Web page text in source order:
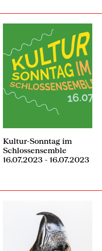
Kultur-Sonntag im
Schlossensemble
16.07.2023 - 16.07.2023